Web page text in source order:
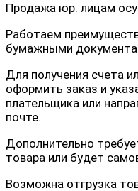
Продажа юр. лицам
Работаем
бумажными
Для получения счета
оформить заказ и
плательщика или
почте.
Дополнительно
товара или будет
Возможна отгрузка